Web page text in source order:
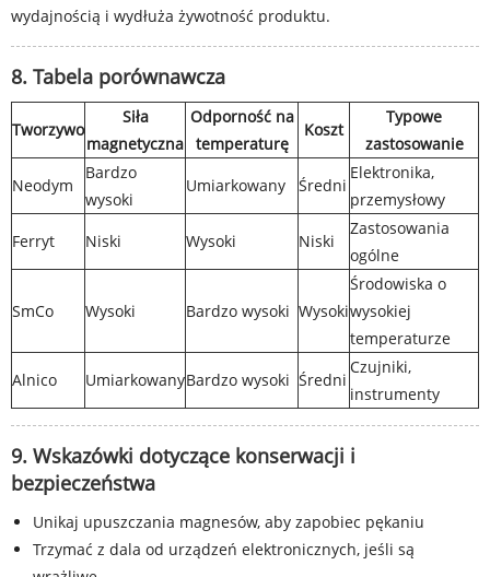
wydajnością i wydłuża żywotność produktu.
8. Tabela porównawcza
Tworzywo
Siła
magnetyczna
Odporność na
temperaturę
Koszt
Typowe
zastosowanie
Neodym
Bardzo
wysoki
Umiarkowany Średni
Elektronika,
przemysłowy
Ferryt
Niski Wysoki Niski
Zastosowania
ogólne
SmCo Wysoki Bardzo wysoki Wysoki
Środowiska o
wysokiej
temperaturze
Alnico
UmiarkowanyBardzo wysoki Średni
Czujniki,
instrumenty
9. Wskazówki dotyczące konserwacji i
bezpieczeństwa
Unikaj upuszczania magnesów, aby zapobiec pękaniu
Trzymać z dala od urządzeń elektronicznych, jeśli są